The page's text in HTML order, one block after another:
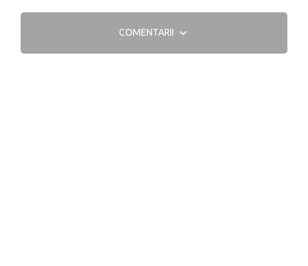
COMENTARII